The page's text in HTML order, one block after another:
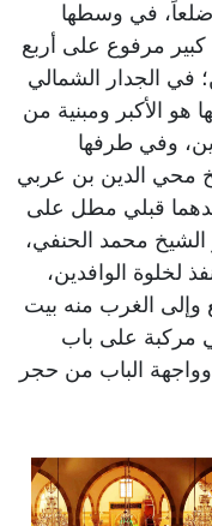
ضلعاً، في وسطها
مرفوع على أربع
في الجدار الشمالي
هو الأكبر ومبنية من
وفي طرفها
محي الدين بن عربي
قبلي مطل على
محمد الحنفي،
لخلوة الوافدين،
الغرب منه بيت
مركبة على باب
الباب من حجر